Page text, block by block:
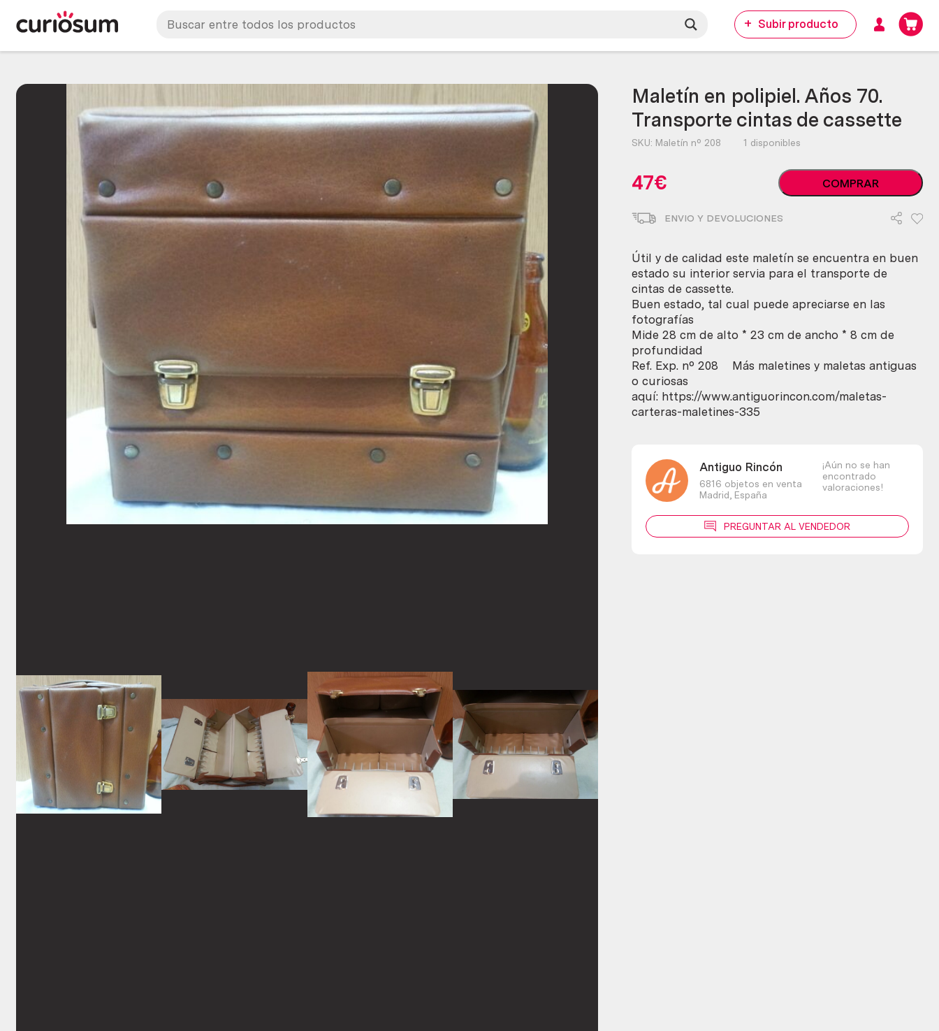
Subir producto
Maletín en polipiel. Años 70.
Transporte cintas de cassette
SKU: Maletín nº 208 1 disponibles
47€
Maletín
en
Años
Transporte
cintas
cassette
cantidad
COMPRAR
ENVIO Y DEVOLUCIONES
Útil y de calidad este maletín se encuentra en buen
estado su interior servia para el transporte de
cintas de cassette.
Buen estado, tal cual puede apreciarse en las
fotografías
Mide 28 cm de alto * 23 cm de ancho * 8 cm de
profundidad
Ref. Exp. nº 208 Más maletines y maletas antiguas
o curiosas
aquí: https://www.antiguorincon.com/maletas-
carteras-maletines-335
Antiguo Rincón
6816 objetos en venta
Madrid, España
¡Aún no se han
encontrado
valoraciones!
PREGUNTAR AL VENDEDOR